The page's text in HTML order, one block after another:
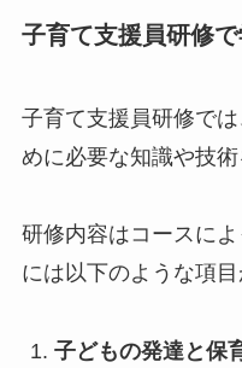
子育て支援員研修
子育て支援員研修で
めに必要な知識や技術
研修内容はコースに
には以下のような項目
子どもの発達と保